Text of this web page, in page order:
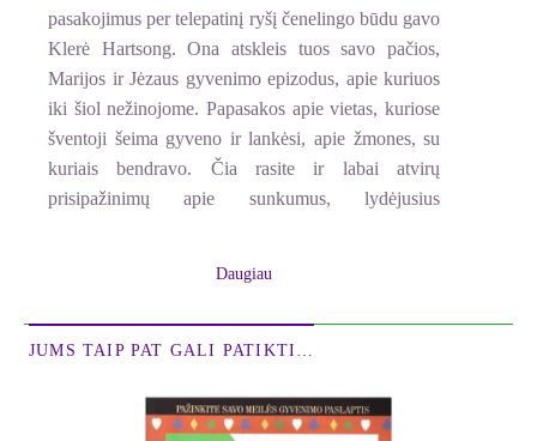
pasakojimus per telepatinį ryšį čenelingo būdu gavo
Klerė Hartsong. Ona atskleis tuos savo pačios,
Marijos ir Jėzaus gyvenimo epizodus, apie kuriuos
iki šiol nežinojome. Papasakos apie vietas, kuriose
šventoji šeima gyveno ir lankėsi, apie žmones, su
kuriais bendravo. Čia rasite ir labai atvirų
prisipažinimų apie sunkumus, lydėjusius
jų slaptąjį mokymą ir iniciacijas. Naujoje šviesoje
įveikti savo ilgą iniciacinę kelionę, ši knyga
išmintį ir energiją.
Daugiau
JUMS TAIP PAT GALI PATIKTI…